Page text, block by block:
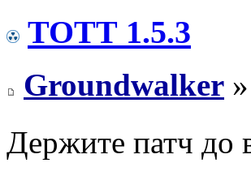
ТОТТ 1.5.3
Groundwalker
Держите патч до